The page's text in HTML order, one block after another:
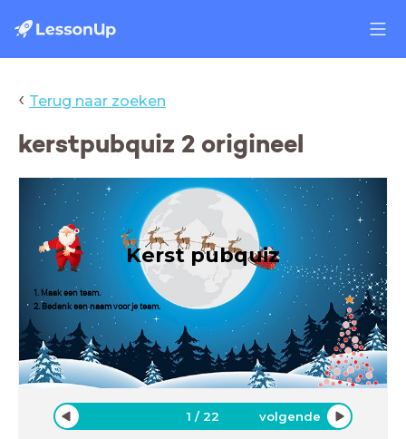
‹ Terug naar zoeken
kerstpubquiz 2 origineel
Kerst pubquiz
1. Maak een team.
2. Bedenk een naam voor je team.
1 /22 volgende